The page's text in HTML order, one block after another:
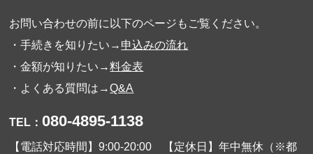
お問い合わせの前に以下のページもご覧ください。
・手続きを知りたい→ 申込みの流れ
・金額が知りたい→料金表
・よくある質問は→Q&A
TEL： 080-4895-1138
【電話対応時間】9:00-20:00 【定休日】年中無休（※都